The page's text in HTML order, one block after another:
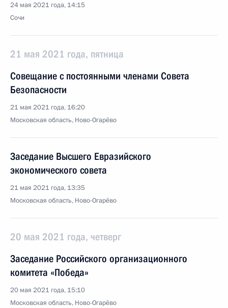
24 мая 2021 года, 14:15
Сочи
21 мая 2021 года, пятница
Совещание с постоянными членами Совета
Безопасности
21 мая 2021 года, 16:20
Московская область, Ново-Огарёво
Заседание Высшего Евразийского
экономического совета
21 мая 2021 года, 13:35
Московская область, Ново-Огарёво
20 мая 2021 года, четверг
Заседание Российского организационного
комитета «Победа»
20 мая 2021 года, 15:10
Московская область, Ново-Огарёво